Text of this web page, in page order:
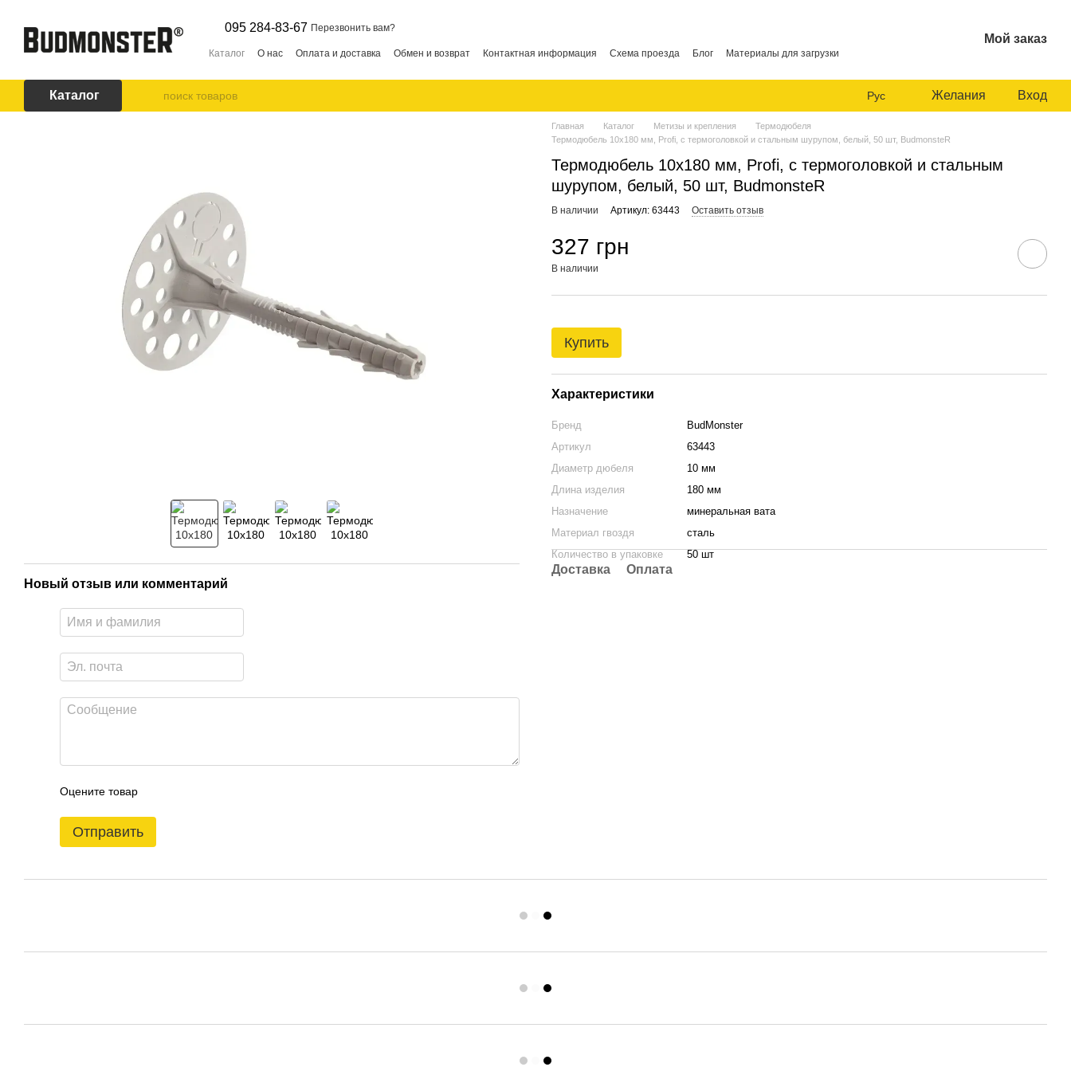
095 284-83-67 Перезвонить вам?
Каталог О нас Оплата и доставка Обмен и возврат Контактная информация Схема проезда Блог Материалы для загрузки
Мой заказ
Каталог Рус Желания Вход
Новый отзыв или комментарий
Оцените товар
Отправить
Главная Каталог Метизы и крепления
Термодюбеля
Термодюбель 10х180 мм, Profi, с термоголовкой и стальным шурупом, белый, 50 шт, BudmonsteR
Термодюбель 10х180 мм, Profi, с термоголовкой и стальным
шурупом, белый, 50 шт, BudmonsteR
В наличии Артикул: 63443 Оставить отзыв
327 грн
В наличии
Купить
Характеристики
Бренд
BudMonster
Артикул
63443
Диаметр дюбеля
10 мм
Длина изделия
180 мм
Назначение
минеральная вата
Материал гвоздя
сталь
Количество в упаковке
50 шт
Доставка Оплата